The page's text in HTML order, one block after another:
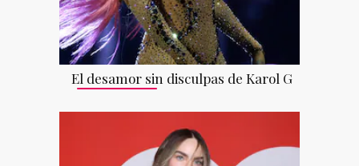
El desamor sin disculpas de Karol G